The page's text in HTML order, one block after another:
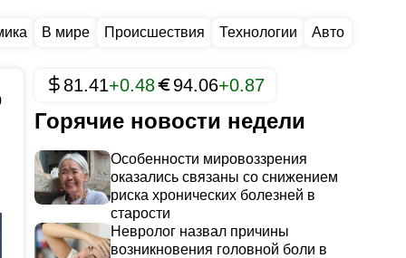
В мире Происшествия Технологии Авто
81.41+0.48 94.06+0.87
Горячие новости недели
Особенности мировоззрения
оказались связаны со снижением
риска хронических болезней в
старости
Невролог назвал причины
возникновения головной боли в